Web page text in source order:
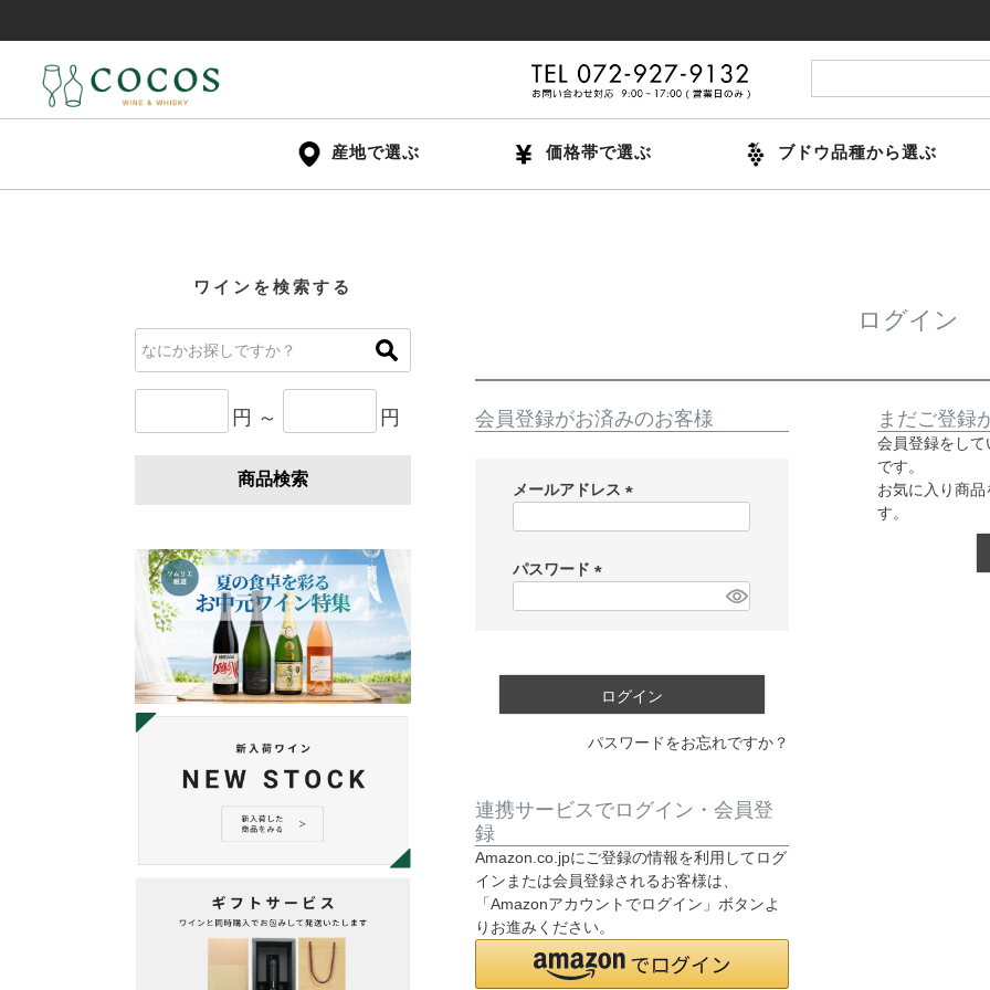
産地で選ぶ 価格帯で選ぶ ブドウ品種から選ぶ
ワインを検索する
円 ～ 円
商品検索
ログイン
会員登録がお済みのお客様
メールアドレス
)
パスワード
ログイン
パスワードをお忘れですか？
連携サービスでログイン・会員登
録
Amazon.co.jpにご登録の情報を利用してログ
インまたは会員登録されるお客様は、
「Amazonアカウントでログイン」ボタンよ
りお進みください。
まだご登録
会員登録をし
です。
お気に入り商
す。